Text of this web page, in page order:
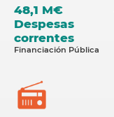
48,1 M€
Despesas
correntes
Financiación Pública